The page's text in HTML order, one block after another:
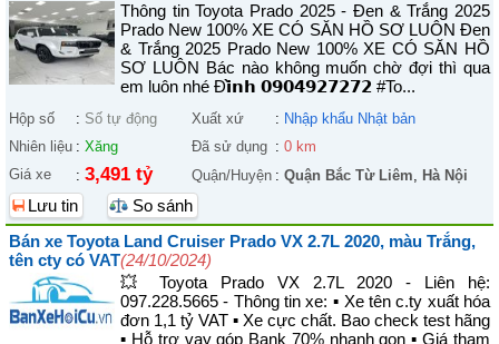
Thông tin Toyota Prado 2025 - Đen & Trắng 2025
Prado New 100% XE CÓ SĂN HỒ SƠ LUÔN Đen
& Trắng 2025 Prado New 100% XE CÓ SĂN HỒ
SƠ LUÔN Bác nào không muốn chờ đợi thì qua
em luôn nhé Đ𝗶̀𝗻𝗵 𝟬𝟵𝟬𝟰𝟵𝟮𝟳𝟮𝟳𝟮 #To...
Hộp số : Số tự động Xuất xứ : Nhập khẩu Nhật bản
Nhiên liệu : Xăng Đã sử dụng : 0 km
Giá xe
: 3,491 tỷ Quận/Huyện : Quận Bắc Từ Liêm, Hà Nội
Lưu tin
So sánh
Bán xe Toyota Land Cruiser Prado VX 2.7L 2020, màu Trắng,
tên cty có VAT(24/10/2024)
💥 Toyota Prado VX 2.7L 2020 - Liên hệ:
097.228.5665 - Thông tin xe: ▪︎ Xe tên c.ty xuất hóa
đơn 1,1 tỷ VAT ▪︎ Xe cực chất. Bao check test hãng
▪︎ Hỗ trợ vay góp Bank 70% nhanh gọn ▪︎ Giá tham